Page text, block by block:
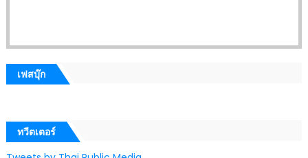
เฟสบุ๊ก
ทวีตเตอร์